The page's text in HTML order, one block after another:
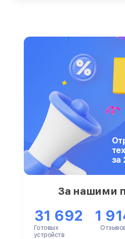
за
За нашими
31 692
Готовых
устройств
1